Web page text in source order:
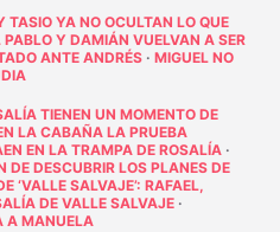
TASIO YA NO OCULTAN LO QUE
Y DAMIÁN VUELVAN A SER
ANTE ANDRÉS· MIGUEL NO
TIENEN UN MOMENTO DE
LA CABAÑA LA PRUEBA
EN LA TRAMPA DE ROSALÍA·
DE DESCUBRIR LOS PLANES DE
‘VALLE SALVAJE’: RAFAEL,
DE VALLE SALVAJE·
A MANUELA